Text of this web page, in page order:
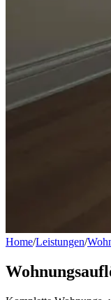
Home/Leistungen/